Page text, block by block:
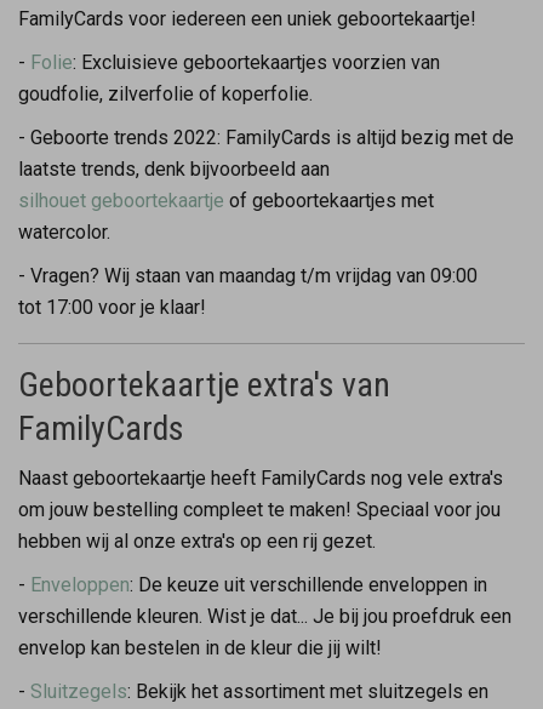
FamilyCards voor iedereen een uniek geboortekaartje!
- Folie: Excluisieve geboortekaartjes voorzien van
goudfolie, zilverfolie of koperfolie.
- Geboorte trends 2022: FamilyCards is altijd bezig met de
laatste trends, denk bijvoorbeeld aan
silhouet geboortekaartje of geboortekaartjes met
watercolor.
- Vragen? Wij staan van maandag t/m vrijdag van 09:00
tot 17:00 voor je klaar!
Geboortekaartje extra's van
FamilyCards
Naast geboortekaartje heeft FamilyCards nog vele extra's
om jouw bestelling compleet te maken! Speciaal voor jou
hebben wij al onze extra's op een rij gezet.
- Enveloppen: De keuze uit verschillende enveloppen in
verschillende kleuren. Wist je dat... Je bij jou proefdruk een
envelop kan bestelen in de kleur die jij wilt!
- Sluitzegels: Bekijk het assortiment met sluitzegels en